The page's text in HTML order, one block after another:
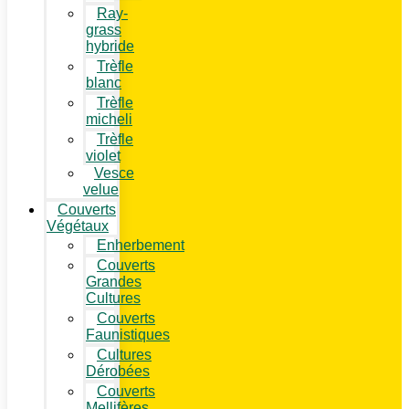
Ray-
grass
hybride
Trèfle
blanc
Trèfle
micheli
Trèfle
violet
Vesce
velue
Couverts
Végétaux
Enherbement
Couverts
Grandes
Cultures
Couverts
Faunistiques
Cultures
Dérobées
Couverts